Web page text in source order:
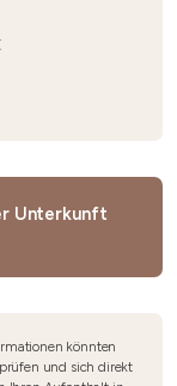
Unterkunft
könnten
und sich direkt